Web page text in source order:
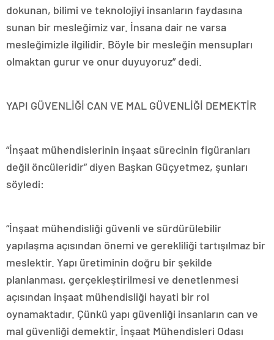
dokunan, bilimi ve teknolojiyi insanların faydasına
sunan bir mesleğimiz var. İnsana dair ne varsa
mesleğimizle ilgilidir. Böyle bir mesleğin mensupları
olmaktan gurur ve onur duyuyoruz” dedi.
YAPI GÜVENLİĞİ CAN VE MAL GÜVENLİĞİ DEMEKTİR
“İnşaat mühendislerinin inşaat sürecinin figüranları
değil öncüleridir” diyen Başkan Güçyetmez, şunları
söyledi:
“İnşaat mühendisliği güvenli ve sürdürülebilir
yapılaşma açısından önemi ve gerekliliği tartışılmaz bir
meslektir. Yapı üretiminin doğru bir şekilde
planlanması, gerçekleştirilmesi ve denetlenmesi
açısından inşaat mühendisliği hayati bir rol
oynamaktadır. Çünkü yapı güvenliği insanların can ve
mal güvenliği demektir. İnşaat Mühendisleri Odası